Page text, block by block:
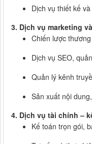
Dịch vụ thiết kế
3. Dịch vụ marketing
Chiến lược
Dịch vụ SEO,
Quản lý kênh
Sản xuất nội
4. Dịch vụ tài chính –
Kế toán trọn gói,